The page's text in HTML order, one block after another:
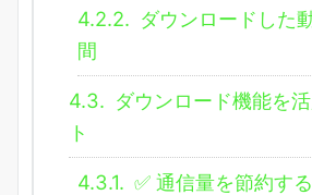
4.2.2. ダウンロードした
間
4.3. ダウンロード機能を
ト
4.3.1. ✅ 通信量を節約す